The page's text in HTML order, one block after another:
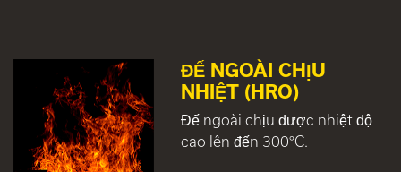
ĐẾ NGOÀI CHỊU
NHIỆT (HRO)
Đế ngoài chịu được nhiệt độ
cao lên đến 300°C.